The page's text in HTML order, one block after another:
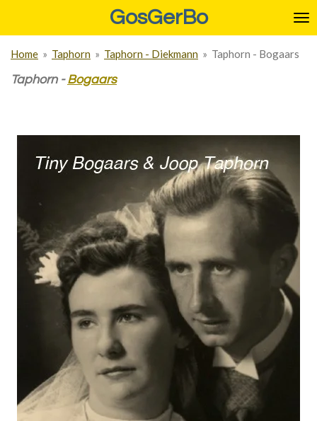
de
hoofdinhoud
GosGerBo
Home » Taphorn » Taphorn - Diekmann » Taphorn - Bogaars
Taphorn -Bogaars